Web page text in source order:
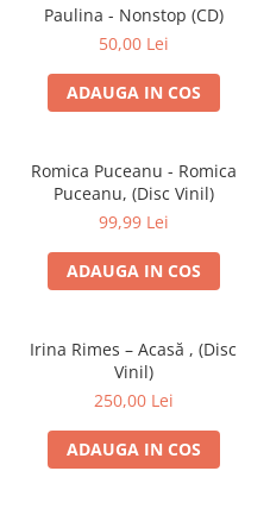
Viniluri Românești
Colecția Electrecord
Paulina - Nonstop (CD)
50,00 Lei
ADAUGA IN COS
Romica Puceanu - Romica
Puceanu, (Disc Vinil)
99,99 Lei
ADAUGA IN COS
Irina Rimes – Acasă , (Disc
Vinil)
250,00 Lei
ADAUGA IN COS